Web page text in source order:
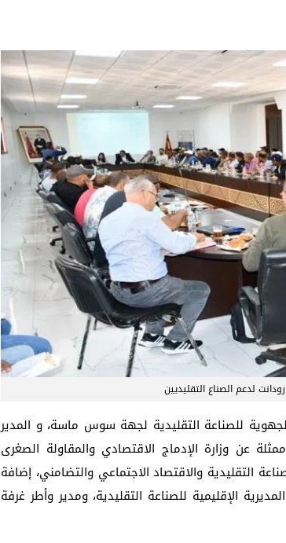
لدعم الصناع التقليديين
للصناعة التقليدية لجهة سوس ماسة، و المدير
عن وزارة الإدماج الاقتصادي والمقاولة الصغرى
التقليدية والاقتصاد الاجتماعي والتضامني، إضافة
الإقليمية للصناعة التقليدية، ومدير وأطر غرفة